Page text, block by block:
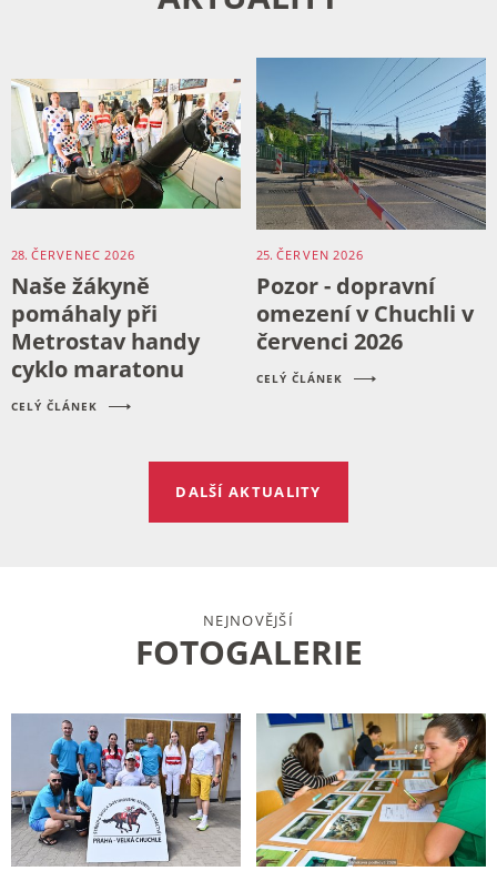
28. ČERVENEC 2026
Naše žákyně
pomáhaly při
Metrostav handy
cyklo maratonu
CELÝ ČLÁNEK
25. ČERVEN 2026
Pozor - dopravní
omezení v Chuchli v
červenci 2026
CELÝ ČLÁNEK
DALŠÍ AKTUALITY
NEJNOVĚJŠÍ
FOTOGALERIE